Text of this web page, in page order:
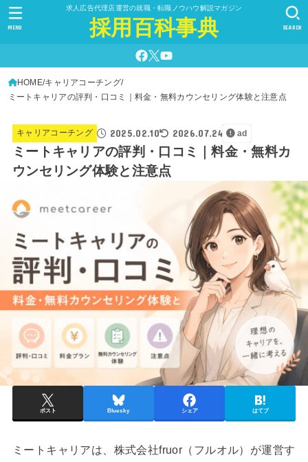
求人広告代理店運営の就職・転職ノウハウ解説マガジン
採用百科事典 SEARCH
MENU
HOME キャリアコーチング
ミートキャリアの評判・口コミ｜料金・無料カウンセリング体験と注意点
キャリアコーチング 2025.02.10 2026.07.24 ad
ミートキャリアの評判・口コミ｜料金・無料カ
ウンセリング体験と注意点
ポスト Bluesky シェア はてブ
ミートキャリアは、株式会社fruor（フルオル）が運営す